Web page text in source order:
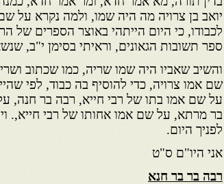
יואב בן צרויה מה היה שמו, ולמה נקרא על
לכבודו, כי היום הייתהי באוצר הספרים של
ספר תשובות הגאונים, וראיתי בסימן י"ב,
והשיב שאביו היה שמו שריה, כמו שכתוב
שם אמו צרויה, כדי להוסיף בה כבוד, לפי
על שם אמו בתו של רבי חייא, רבה בר חנה,
בר מרתא, על שם אמו אחותו של רבי חייא,.
לפניך היום.
אני היו"ם ס"ט
רבה בר בר חנא